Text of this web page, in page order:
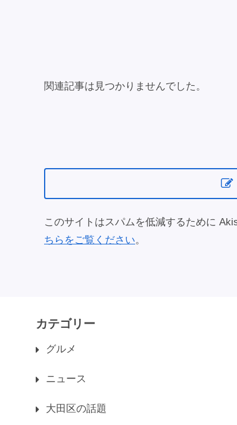
関連記事は見つかりませんでした。
このサイトはスパムを低減するために
ちらをご覧ください。
カテゴリー
グルメ
ニュース
大田区の話題